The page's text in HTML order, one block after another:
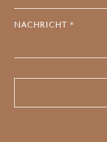
NACHRICHT *